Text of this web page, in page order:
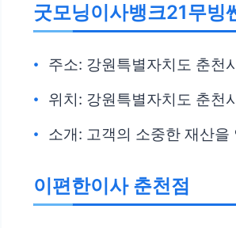
굿모닝이사뱅크21무빙
주소: 강원특별자치도 춘천
위치: 강원특별자치도 춘천
소개: 고객의 소중한 재산
이편한이사 춘천점